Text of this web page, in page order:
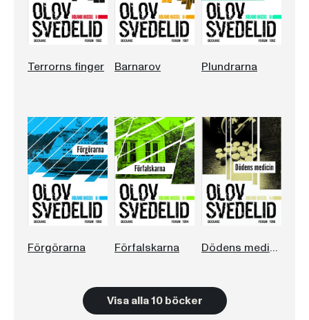
Terrorns finger Barnarov Plundrarna
Förgörarna Förfalskarna Dödens medicin
Visa alla 10 böcker